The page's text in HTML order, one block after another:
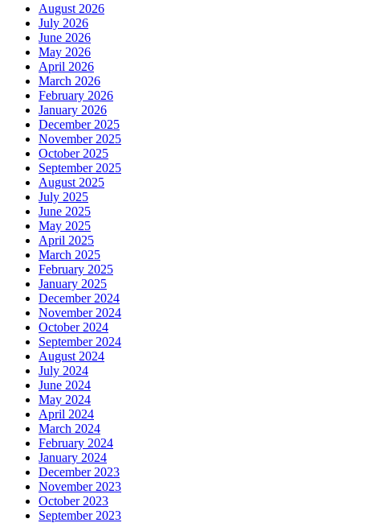
August 2026
July 2026
June 2026
May 2026
April 2026
March 2026
February 2026
January 2026
December 2025
November 2025
October 2025
September 2025
August 2025
July 2025
June 2025
May 2025
April 2025
March 2025
February 2025
January 2025
December 2024
November 2024
October 2024
September 2024
August 2024
July 2024
June 2024
May 2024
April 2024
March 2024
February 2024
January 2024
December 2023
November 2023
October 2023
September 2023